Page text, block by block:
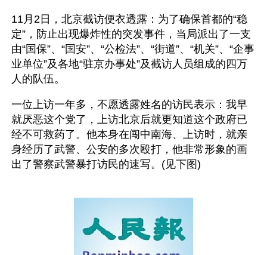
11月2日，北京截访便衣透露：为了确保首都的“稳
定”，防止出现爆炸性的突发事件，当局派出了一支
由“国保”、“国安”、“公检法”、“街道”、“机关”、“企事
业单位”及各地“驻京办事处”及截访人员组成的四万
人的队伍。
一位上访一年多，不愿透露姓名的访民表示：我早
就厌恶这个党了，上访北京后就更知道这个政府已
经不可救药了。他本身在闯中南海、上访时，就亲
身经历了武警、公安的多次殴打，他非常形象的画
出了警察武警暴打访民的速写。(见下图)